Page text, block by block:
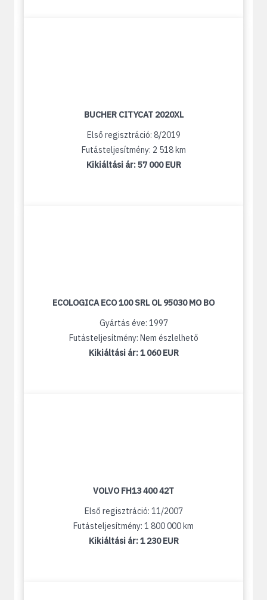
BUCHER CITYCAT 2020XL
Első regisztráció: 8/2019
Futásteljesítmény: 2 518 km
Kikiáltási ár:57 000 EUR
ECOLOGICA ECO 100 SRL OL 95030 MO BO
Gyártás éve: 1997
Futásteljesítmény: Nem észlelhető
Kikiáltási ár:1 060 EUR
VOLVO FH13 400 42T
Első regisztráció: 11/2007
Futásteljesítmény: 1 800 000 km
Kikiáltási ár:1 230 EUR